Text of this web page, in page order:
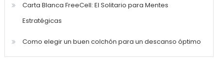
Carta Blanca FreeCell: El Solitario para Mentes
Estratégicas
Como elegir un buen colchón para un descanso óptimo